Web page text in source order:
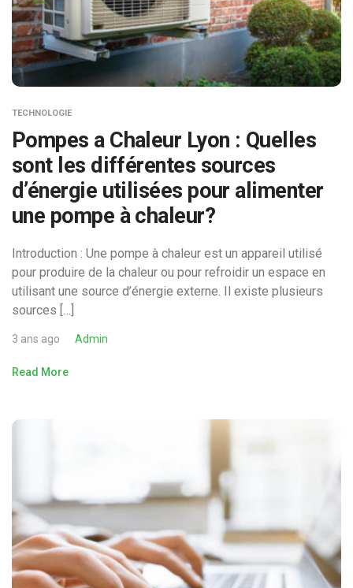
TECHNOLOGIE
Pompes a Chaleur Lyon : Quelles
sont les différentes sources
d’énergie utilisées pour alimenter
une pompe à chaleur?
Introduction : Une pompe à chaleur est un appareil utilisé
pour produire de la chaleur ou pour refroidir un espace en
utilisant une source d’énergie externe. Il existe plusieurs
sources […]
3 ans ago Admin
Read More